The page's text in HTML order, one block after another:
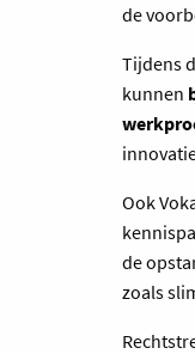
de
Tijdens
kunnen
Ook
de
zoals